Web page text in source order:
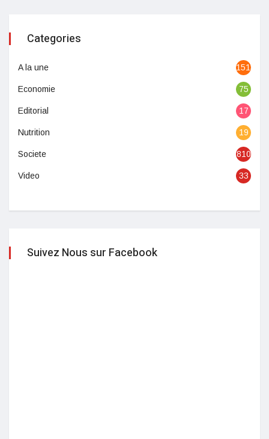
Categories
A la une 1513
Economie 75
Editorial 17
Nutrition 19
Societe 810
Video 33
Suivez Nous sur Facebook